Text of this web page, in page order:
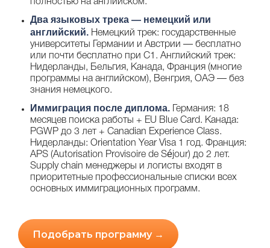
полностью на английском.
Два языковых трека — немецкий или
английский. Немецкий трек: государственные
университеты Германии и Австрии — бесплатно
или почти бесплатно при C1. Английский трек:
Нидерланды, Бельгия, Канада, Франция (многие
программы на английском), Венгрия, ОАЭ — без
знания немецкого.
Иммиграция после диплома. Германия: 18
месяцев поиска работы + EU Blue Card. Канада:
PGWP до 3 лет + Canadian Experience Class.
Нидерланды: Orientation Year Visa 1 год. Франция:
APS (Autorisation Provisoire de Séjour) до 2 лет.
Supply chain менеджеры и логисты входят в
приоритетные профессиональные списки всех
основных иммиграционных программ.
Подобрать программу →